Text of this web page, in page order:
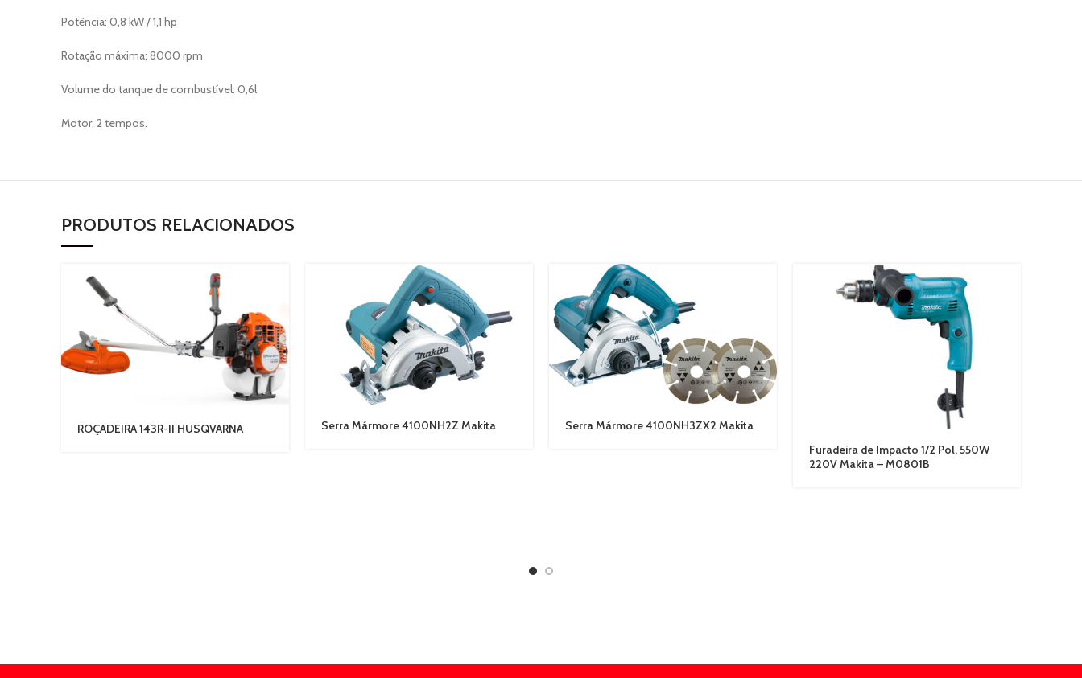
Potência: 0,8 kW / 1,1 hp
Rotação máxima; 8000 rpm
Volume do tanque de combustível: 0,6l
Motor; 2 tempos.
PRODUTOS RELACIONADOS
ROÇADEIRA 143R-II HUSQVARNA Serra Mármore 4100NH2Z Makita
Serra Mármore 4100NH3ZX2 Makita
Furadeira de Impacto 1/2 Pol. 550W
220V Makita – M0801B